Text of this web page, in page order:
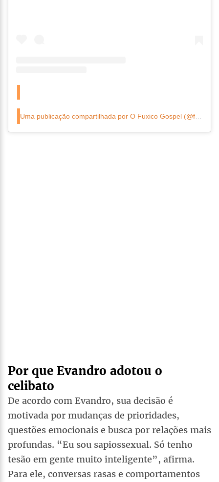
Por que Evandro adotou o
celibato
De acordo com Evandro, sua decisão é
motivada por mudanças de prioridades,
questões emocionais e busca por relações mais
profundas. “Eu sou sapiossexual. Só tenho
tesão em gente muito inteligente”, afirma.
Para ele, conversas rasas e comportamentos